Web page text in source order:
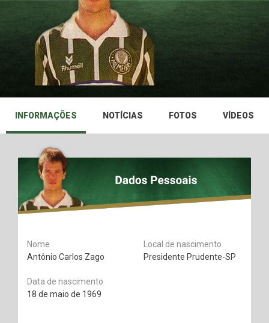
INFORMAÇÕES NOTÍCIAS FOTOS VÍDEOS
Nome
Antônio Carlos Zago
Data de nascimento
18 de maio de 1969
Local de nascimento
Presidente Prudente-SP